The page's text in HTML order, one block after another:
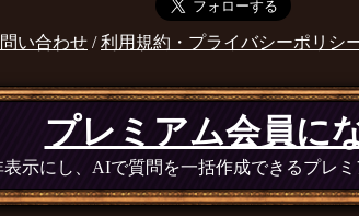
い合わせ /利用規約・プライバシーポリシ
プレミアム会員に
示にし、AIで質問を一括作成できるプレ